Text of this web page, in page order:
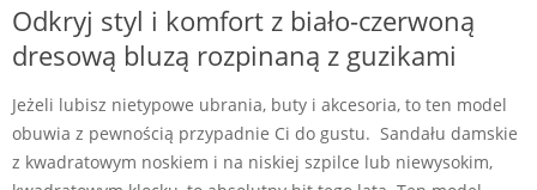
Odkryj styl i komfort z biało-czerwoną
dresową bluzą rozpinaną z guzikami
Jeżeli lubisz nietypowe ubrania, buty i akcesoria, to ten model
obuwia z pewnością przypadnie Ci do gustu. Sandału damskie
z kwadratowym noskiem i na niskiej szpilce lub niewysokim,